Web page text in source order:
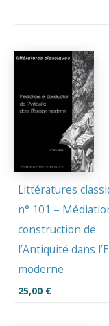
Littératures
n° 101 –
construction de
l’Antiquité dans
moderne
25,00 €